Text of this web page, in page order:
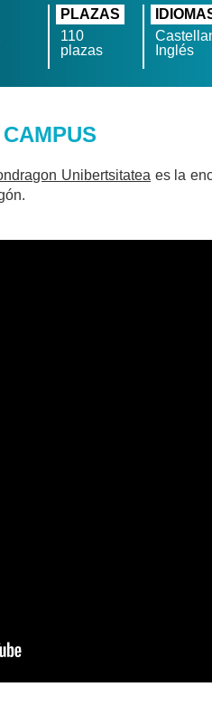
PLAZAS
110
plazas
Inglés
Unibertsitatea es la